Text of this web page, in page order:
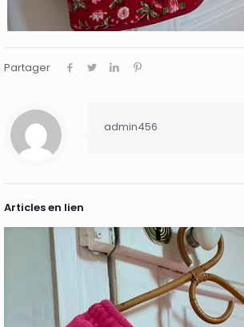
Partager
admin456
Articles en lien